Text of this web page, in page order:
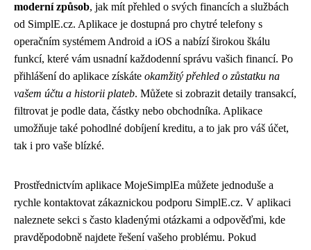
moderní způsob, jak mít přehled o svých financích a službách
od SimplE.cz. Aplikace je dostupná pro chytré telefony s
operačním systémem Android a iOS a nabízí širokou škálu
funkcí, které vám usnadní každodenní správu vašich financí. Po
přihlášení do aplikace získáte okamžitý přehled o zůstatku na
vašem účtu a historii plateb. Můžete si zobrazit detaily transakcí,
filtrovat je podle data, částky nebo obchodníka. Aplikace
umožňuje také pohodlné dobíjení kreditu, a to jak pro váš účet,
tak i pro vaše blízké.
Prostřednictvím aplikace MojeSimplEa můžete jednoduše a
rychle kontaktovat zákaznickou podporu SimplE.cz. V aplikaci
naleznete sekci s často kladenými otázkami a odpověďmi, kde
pravděpodobně najdete řešení vašeho problému. Pokud